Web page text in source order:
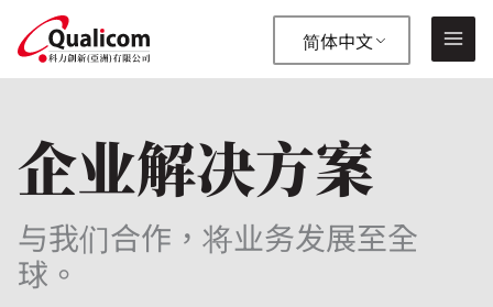
容
简体中文
企业解决方案
与我们合作，将业务发展至全
球。
—